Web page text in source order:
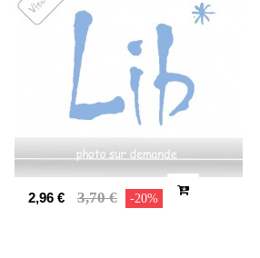
2,96 € 3,70 € -20%